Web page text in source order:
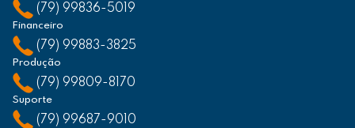
(79) 99836-5019
Financeiro
(79) 99883-3825
Produção
(79) 99809-8170
Suporte
(79) 99687-9010